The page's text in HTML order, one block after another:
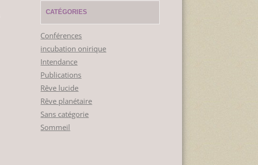
CATÉGORIES
Conférences
incubation onirique
Intendance
Publications
Rêve lucide
Rêve planétaire
Sans catégorie
Sommeil